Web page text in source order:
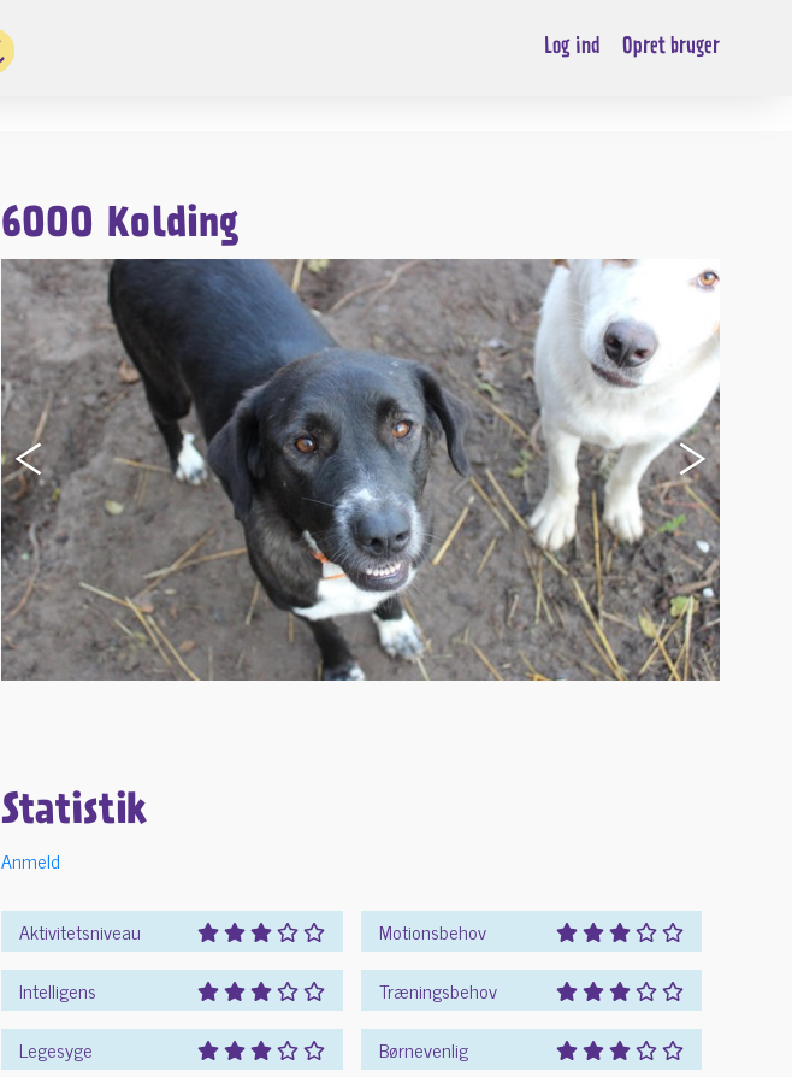
Log ind Opret bruger
6000 Kolding
‹ ›
Statistik
Anmeld
Aktivitetsniveau
Motionsbehov
Intelligens
Træningsbehov
Legesyge
Børnevenlig